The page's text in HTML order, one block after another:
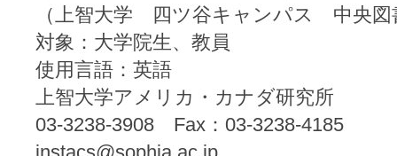
（上智大学 四ツ谷キャンパス 中央
対象：大学院生、教員
使用言語：英語
上智大学アメリカ・カナダ研究所
03-3238-3908 Fax：03-3238-4185